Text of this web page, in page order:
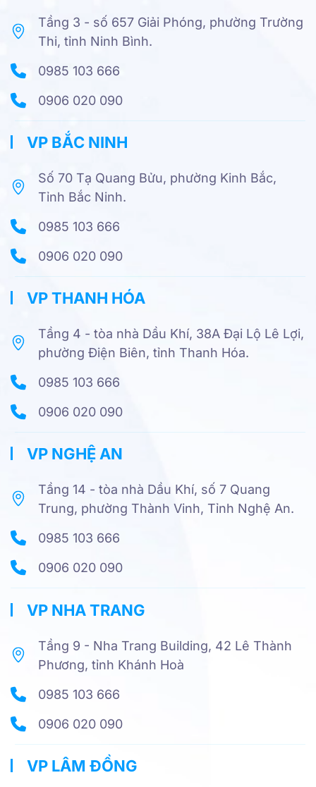
Tầng 3 - số 657 Giải Phóng, phường Trường
Thi, tỉnh Ninh Bình.
0985 103 666
0906 020 090
VP BẮC NINH
Số 70 Tạ Quang Bửu, phường Kinh Bắc,
Tỉnh Bắc Ninh.
0985 103 666
0906 020 090
VP THANH HÓA
Tầng 4 - tòa nhà Dầu Khí, 38A Đại Lộ Lê Lợi,
phường Điện Biên, tỉnh Thanh Hóa.
0985 103 666
0906 020 090
VP NGHỆ AN
Tầng 14 - tòa nhà Dầu Khí, số 7 Quang
Trung, phường Thành Vinh, Tỉnh Nghệ An.
0985 103 666
0906 020 090
VP NHA TRANG
Tầng 9 - Nha Trang Building, 42 Lê Thành
Phương, tỉnh Khánh Hoà
0985 103 666
0906 020 090
VP LÂM ĐỒNG